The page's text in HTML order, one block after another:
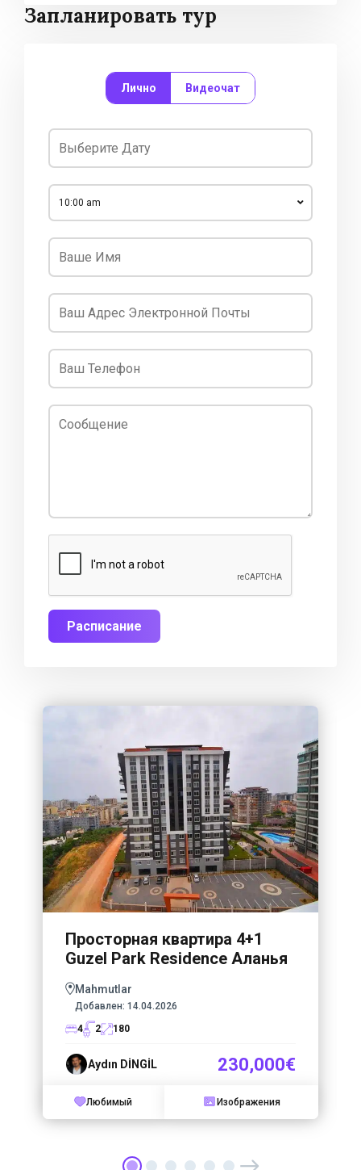
Запланировать тур
Лично Видеочат
10:00 am
Расписание
Просторная квартира 4+1
Guzel Park Residence Аланья
Mahmutlar
Добавлен: 14.04.2026
4
2 180
Aydın DİNGİL 230,000€
Любимый Изображения